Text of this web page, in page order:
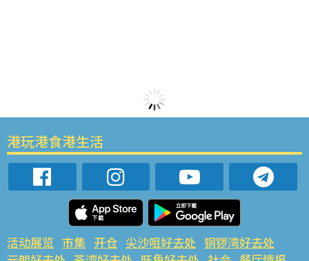
港玩港食港生活
活动展览 市集 开仓 尖沙咀好去处 铜锣湾好去处